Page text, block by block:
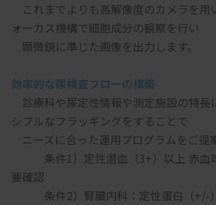
これまでよりも高解像度のカメラを用
ォーカス機構で細胞成分の観察を行い
顕微鏡に準じた画像を出力します。
効率的な尿検査フローの構築
診療科や尿定性情報や測定施設の特長
シブルなフラッギングをすることで
ニーズに合った運用プログラムをご提
条件1）定性潜血（3+）以上 赤血
要確認
条件2）腎臓内科：定性蛋白（+/-